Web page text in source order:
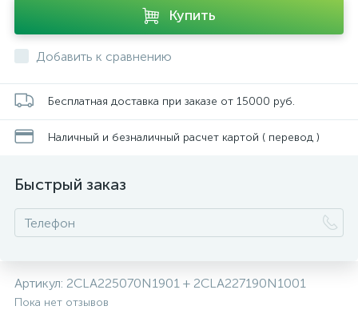
Купить
Добавить к сравнению
Бесплатная доставка при заказе от 15000 руб.
Наличный и безналичный расчет картой ( перевод )
Быстрый заказ
Артикул: 2CLA225070N1901 + 2CLA227190N1001
Пока нет отзывов